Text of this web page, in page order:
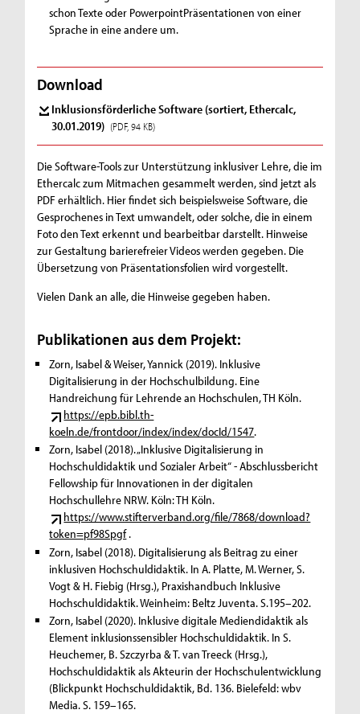
schon Texte oder PowerpointPräsentationen von einer
Sprache in eine andere um.
Download
Inklusionsförderliche Software (sortiert, Ethercalc,
30.01.2019) (PDF, 94 KB)
Die Software-Tools zur Unterstützung inklusiver Lehre, die im
Ethercalc zum Mitmachen gesammelt werden, sind jetzt als
PDF erhältlich. Hier findet sich beispielsweise Software, die
Gesprochenes in Text umwandelt, oder solche, die in einem
Foto den Text erkennt und bearbeitbar darstellt. Hinweise
zur Gestaltung barierefreier Videos werden gegeben. Die
Übersetzung von Präsentationsfolien wird vorgestellt.
Vielen Dank an alle, die Hinweise gegeben haben.
Publikationen aus dem Projekt:
Zorn, Isabel & Weiser, Yannick (2019). Inklusive
Digitalisierung in der Hochschulbildung. Eine
Handreichung für Lehrende an Hochschulen, TH Köln.
https://epb.bibl.th-
koeln.de/frontdoor/index/index/docId/1547.
Zorn, Isabel (2018). „Inklusive Digitalisierung in
Hochschuldidaktik und Sozialer Arbeit“ - Abschlussbericht
Fellowship für Innovationen in der digitalen
Hochschullehre NRW. Köln: TH Köln.
https://www.stifterverband.org/file/7868/download?
token=pf98Spgf.
Zorn, Isabel (2018). Digitalisierung als Beitrag zu einer
inklusiven Hochschuldidaktik. In A. Platte, M. Werner, S.
Vogt & H. Fiebig (Hrsg.), Praxishandbuch Inklusive
Hochschuldidaktik. Weinheim: Beltz Juventa. S.195–202.
Zorn, Isabel (2020). Inklusive digitale Mediendidaktik als
Element inklusionssensibler Hochschuldidaktik. In S.
Heuchemer, B. Szczyrba & T. van Treeck (Hrsg.),
Hochschuldidaktik als Akteurin der Hochschulentwicklung
(Blickpunkt Hochschuldidaktik, Bd. 136. Bielefeld: wbv
Media. S. 159–165.